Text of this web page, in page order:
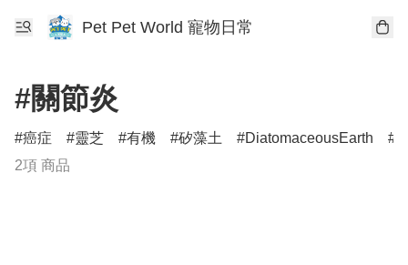
Pet Pet World 寵物日常
#關節炎
癌症 靈芝 有機 矽藻土 DiatomaceousEarth
2項 商品